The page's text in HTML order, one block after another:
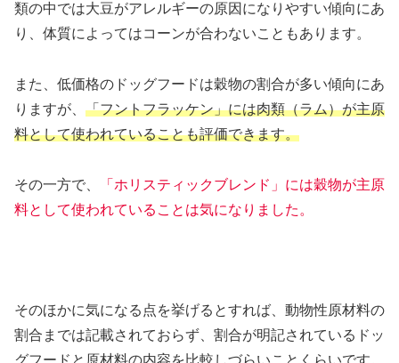
類の中では大豆がアレルギーの原因になりやすい傾向にあ
り、体質によってはコーンが合わないこともあります。
また、低価格のドッグフードは穀物の割合が多い傾向にあ
りますが、 「フントフラッケン」には肉類（ラム）が主原
料として使われていることも評価できます。
その一方で、
「ホリスティックブレンド」には穀物が主原
料として使われていることは気になりました。
そのほかに気になる点を挙げるとすれば、動物性原材料の
割合までは記載されておらず、割合が明記されているドッ